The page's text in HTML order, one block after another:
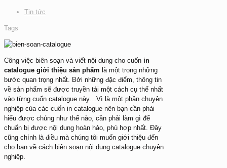
Tin tức
Tags
Công việc biên soạn và viết nội dung cho cuốn in
catalogue giới thiệu sản phẩm là một trong những
bước quan trọng nhất. Bởi những đặc điểm, thông tin
về sản phẩm sẽ được truyền tải một cách cụ thể nhất
vào từng cuốn catalogue này…Vì là một phần chuyên
nghiệp của các cuốn in catalogue nên bạn cần phải
hiểu được chúng như thế nào, cần phải làm gì để
chuẩn bị được nội dung hoàn hảo, phù hợp nhất. Đây
cũng chính là điều mà chúng tôi muốn giới thiệu đến
cho bạn về cách biên soạn nội dung catalogue chuyên
nghiệp.